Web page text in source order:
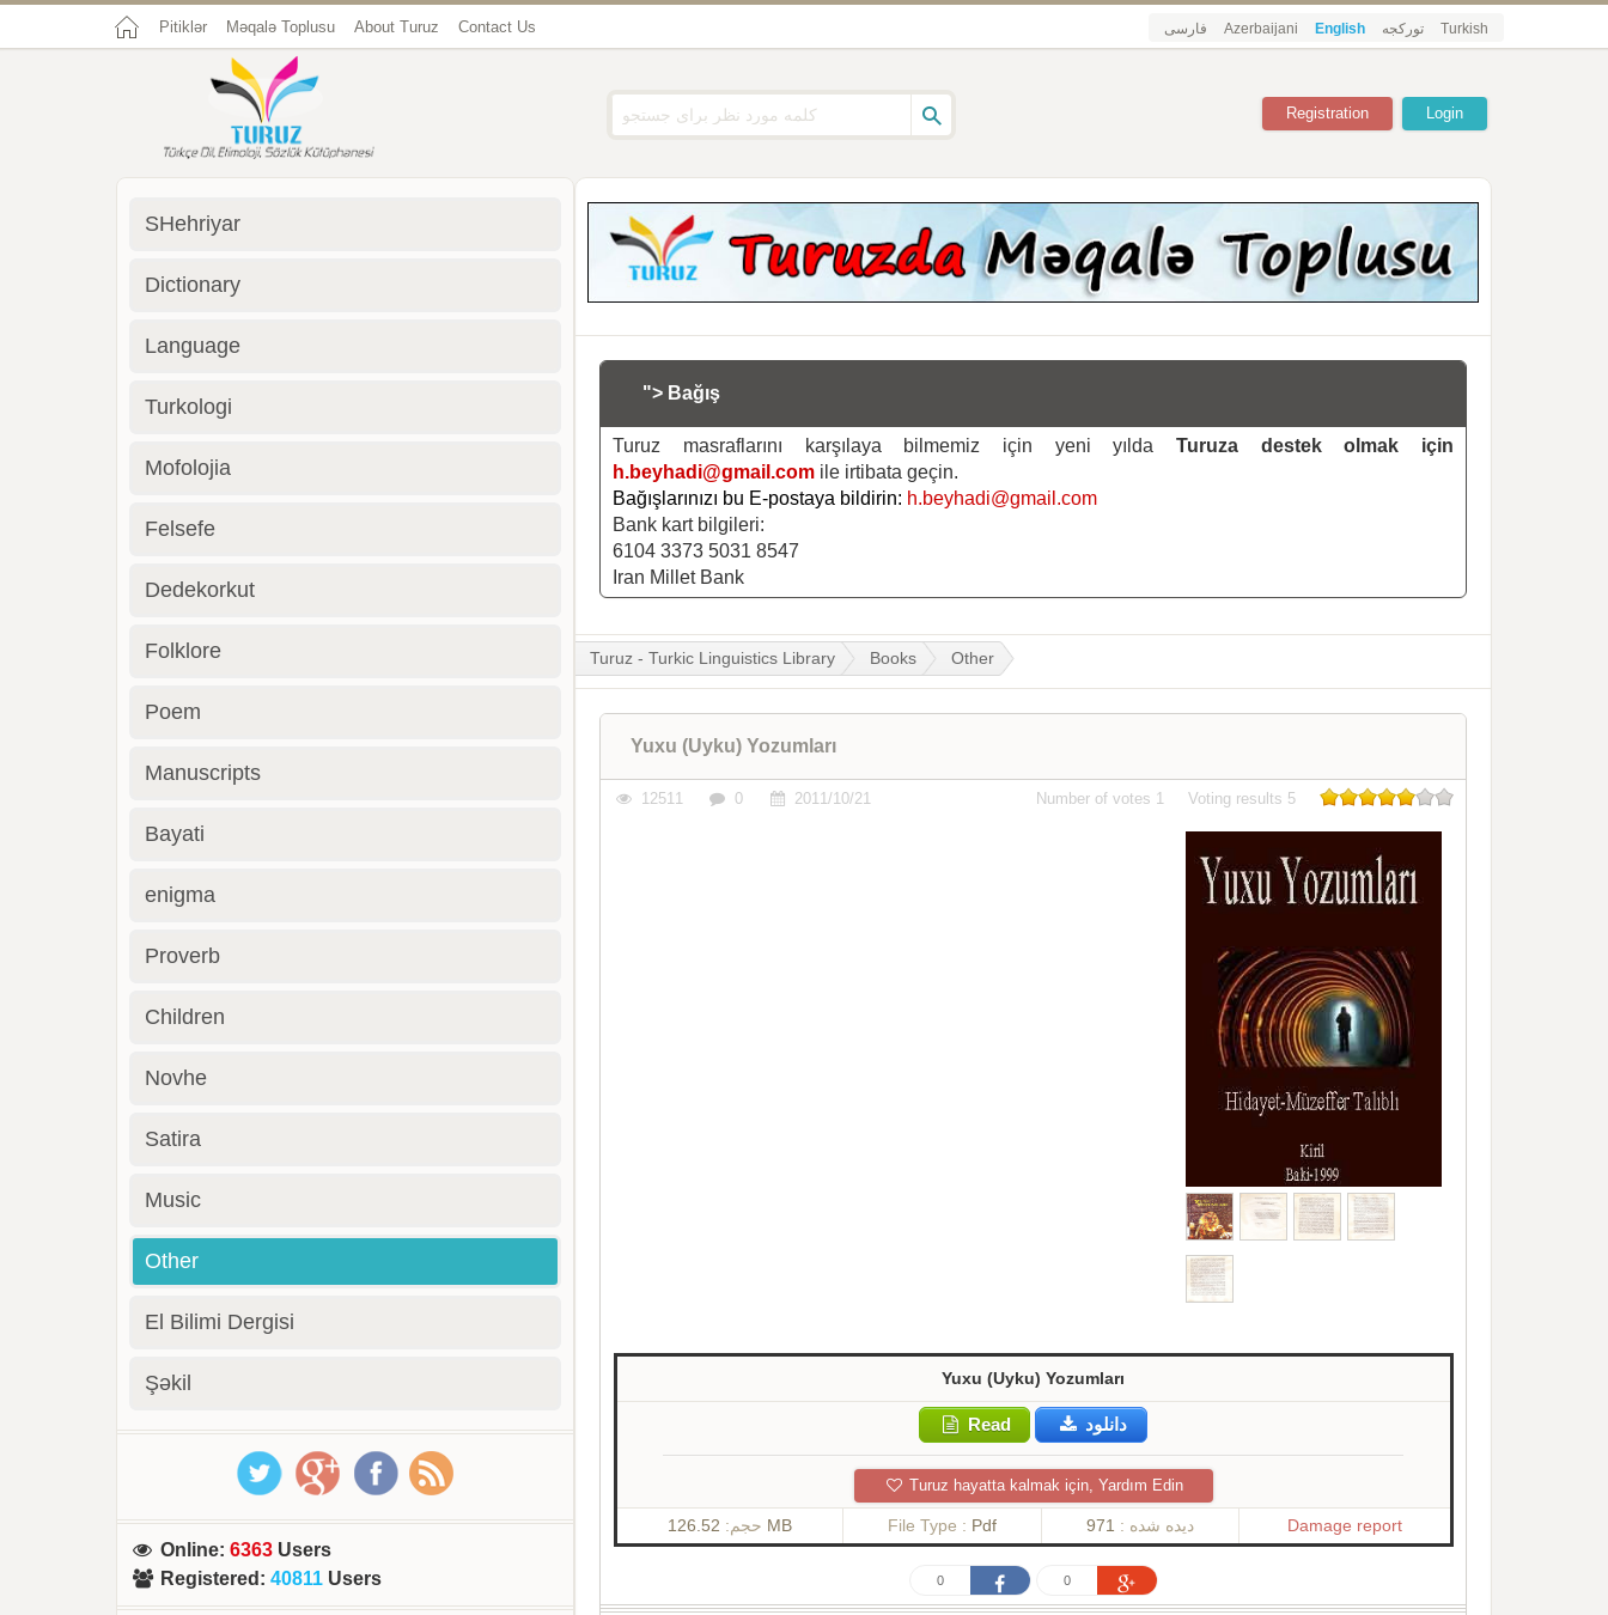
Pitiklər Məqalə Toplusu About Turuz Contact Us فارسی Azerbaijani English تورکجه Turkish
Login
Registration
"> Bağış
Turuz masraflarını karşılaya bilmemiz için yeni yıldaTuruza destek olmak için
h.beyhadi@gmail.com ile irtibata geçin.
Bağışlarınızı bu E-postaya bildirin: h.beyhadi@gmail.com
Bank kart bilgileri:
6104 3373 5031 8547
Iran Millet Bank
Turuz - Turkic Linguistics Library Books Other
Yuxu (Uyku) Yozumları
12511 0 2011/10/21 Number of votes 1 Voting results 5
Yuxu (Uyku) Yozumları
Read دانلود
Turuz hayatta kalmak için, Yardım Edin
حجم: 126.52 MB File Type : Pdf دیده شده : 971 Damage report
0 0
SHehriyar
Dictionary
Language
Turkologi
Mofolojia
Felsefe
Dedekorkut
Folklore
Poem
Manuscripts
Bayati
enigma
Proverb
Children
Novhe
Satira
Music
Other
El Bilimi Dergisi
Şəkil
Online:6363 Users
Registered :40811 Users